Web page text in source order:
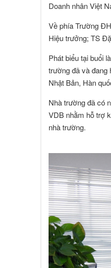
Doanh nhân Việt
Về phía Trường
Hiệu trưởng; TS
Phát biểu tại buổi
trường đã và đang
Nhật Bản, Hàn
Nhà trường đã có
VDB nhằm hỗ trợ
nhà trường.
Ty TNHH MTV Nhà Đất Cần